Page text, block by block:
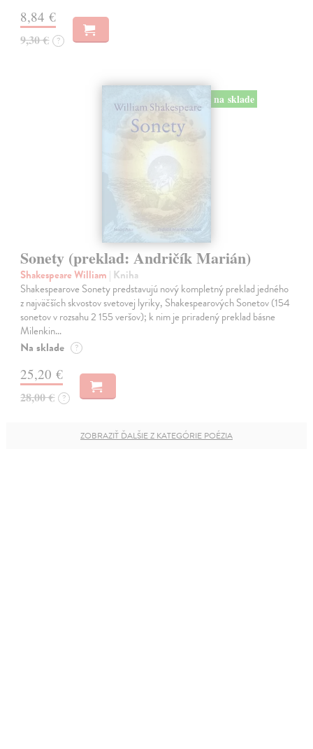
8,84 €
9,30 € ?
na sklade
Sonety (preklad: Andričík Marián)
Shakespeare William | Kniha
Shakespearove Sonety predstavujú nový kompletný preklad jedného
z najväčších skvostov svetovej lyriky, Shakespearových Sonetov (154
sonetov v rozsahu 2 155 veršov); k nim je priradený preklad básne
Milenkin…
Na sklade ?
25,20 €
28,00 € ?
ZOBRAZIŤ ĎALŠIE Z KATEGÓRIE POÉZIA